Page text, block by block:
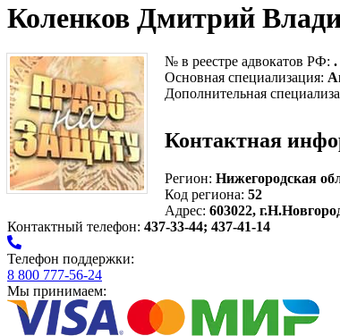
Коленков Дмитрий
№ в реестре адвокатов РФ: .
Основная специализация:
Дополнительная
Контактная
Регион: Нижегородская
Код региона: 52
Адрес: 603022,
Контактный телефон: 437-33-44; 437-41-14
Телефон поддержки:
8 800 777-56-24
Мы принимаем: